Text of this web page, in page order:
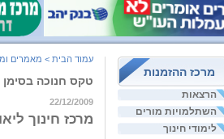
מרכז ההזמנות
הרצאות
השתלמויות מורים
לימודי חינוך
עמוד הבית > מאמרים
טקס חנוכה בסימן
22/12/2009
מרכז חינוך